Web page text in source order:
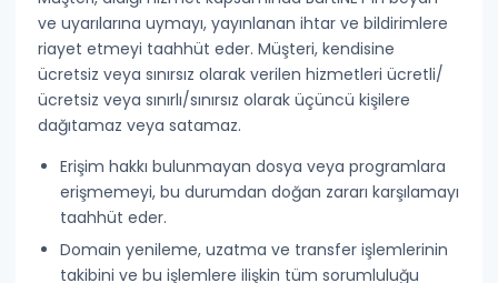
ve uyarılarına uymayı, yayınlanan ihtar ve bildirimlere
riayet etmeyi taahhüt eder.Müşteri, kendisine
ücretsiz veya sınırsız olarak verilen hizmetleri ücretli/
ücretsiz veya sınırlı/sınırsız olarak üçüncü kişilere
dağıtamaz veya satamaz.
Erişim hakkı bulunmayan dosya veya programlara
erişmemeyi, bu durumdan doğan zararı karşılamayı
taahhüt eder.
Domain yenileme, uzatma ve transfer işlemlerinin
takibini ve bu işlemlere ilişkin tüm sorumluluğu